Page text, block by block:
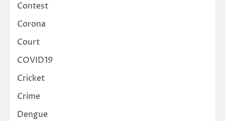
Contest
Corona
Court
COVID19
Cricket
Crime
Dengue